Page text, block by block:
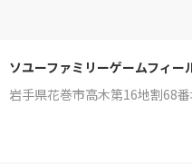
ソユーファミリーゲームフィー
岩手県花巻市高木第16地割68